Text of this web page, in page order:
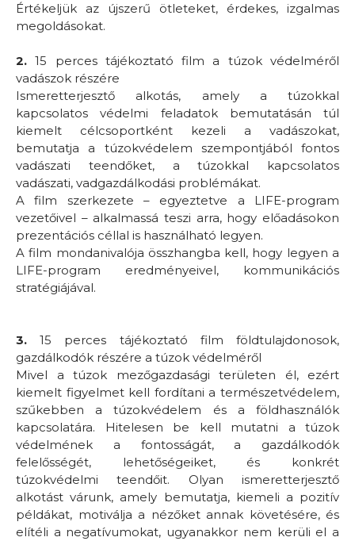
Értékeljük az újszerű ötleteket, érdekes, izgalmas
megoldásokat.
2. 15 perces tájékoztató film a túzok védelméről
vadászok részére
Ismeretterjesztő alkotás, amely a túzokkal
kapcsolatos védelmi feladatok bemutatásán túl
kiemelt célcsoportként kezeli a vadászokat,
bemutatja a túzokvédelem szempontjából fontos
vadászati teendőket, a túzokkal kapcsolatos
vadászati, vadgazdálkodási problémákat.
A film szerkezete – egyeztetve a LIFE-program
vezetőivel – alkalmassá teszi arra, hogy előadásokon
prezentációs céllal is használható legyen.
A film mondanivalója összhangba kell, hogy legyen a
LIFE-program eredményeivel, kommunikációs
stratégiájával.
3. 15 perces tájékoztató film földtulajdonosok,
gazdálkodók részére a túzok védelméről
Mivel a túzok mezőgazdasági területen él, ezért
kiemelt figyelmet kell fordítani a természetvédelem,
szűkebben a túzokvédelem és a földhasználók
kapcsolatára. Hitelesen be kell mutatni a túzok
védelmének a fontosságát, a gazdálkodók
felelősségét, lehetőségeiket, és konkrét
túzokvédelmi teendőit. Olyan ismeretterjesztő
alkotást várunk, amely bemutatja, kiemeli a pozitív
példákat, motiválja a nézőket annak követésére, és
elítéli a negatívumokat, ugyanakkor nem kerüli el a